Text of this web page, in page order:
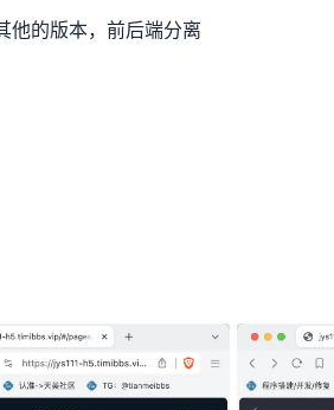
他的版本，前后端分离